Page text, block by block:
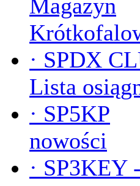
Magazyn
· SPDX
Lista
· SP5KP
nowości
· SP3KEY -